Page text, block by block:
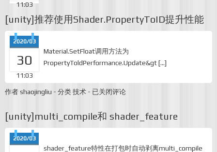
11:03
用
GameObject
导
[unity]推荐使用Shader.PropertyToID提升性能
2020/03
30
11:03
Material.SetFloat调用方法为
PropertyToldPerformance.Update&gt […]
作者shaojingliu - 分类技术 - [unity]
使
升
已关闭评论
[unity]multi_compile和 shader_feature
2020/03
shader_feature特性在打包时自动剥离multi_compile